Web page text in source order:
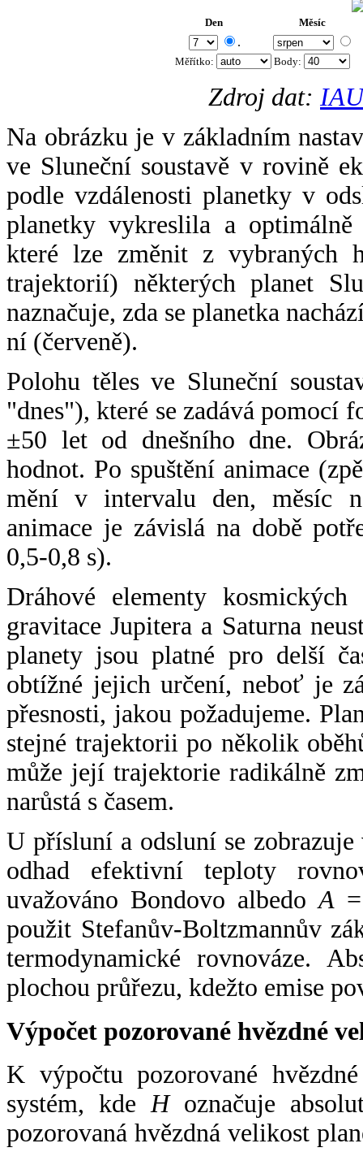
Den Měsíc
.
Měřítko: Body:
Zdroj dat:
Na obrázku je v základním
ve Sluneční soustavě v rovině
podle vzdálenosti planetky v
planetky vykreslila a
které lze změnit z vybraných
trajektorií) některých planet
naznačuje, zda se planetka
ní (červeně).
Polohu těles ve Sluneční
"dnes"), které se zadává pomocí
±50 let od dnešního dne.
hodnot. Po spuštění animace
mění v intervalu den, měsíc
animace je závislá na době
0,5-0,8 s).
Dráhové elementy
gravitace Jupitera a Saturna
planety jsou platné pro delší
obtížné jejich určení, neboť je
přesnosti, jakou požadujeme.
stejné trajektorii po několik
může její trajektorie radikálně
narůstá s časem.
U přísluní a odsluní se
odhad efektivní teploty
uvažováno Bondovo albedoA
použit Stefanův-Boltzmannův
termodynamické rovnováze.
plochou průřezu, kdežto emise
Výpočet pozorované hvězdné
K výpočtu pozorované
systém, kde Hoznačuje
pozorovaná hvězdná velikost